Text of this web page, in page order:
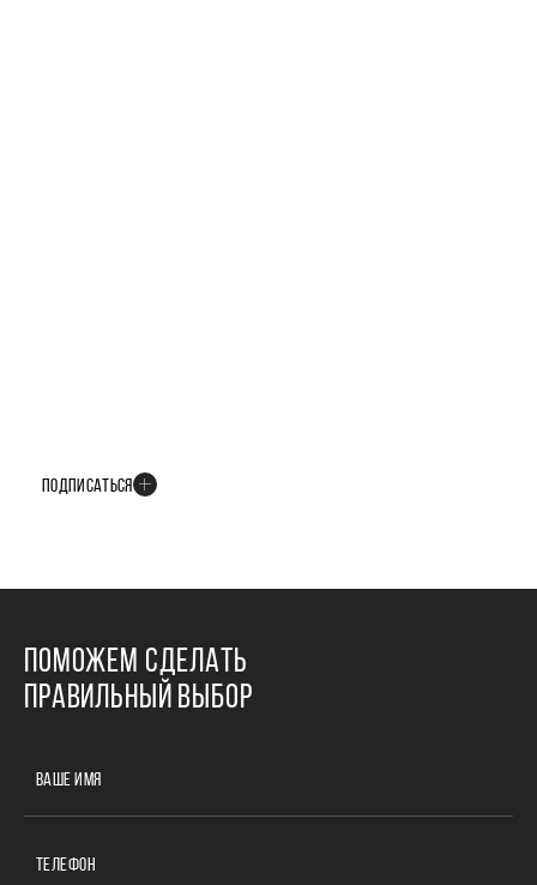
ПОДПИСАТЬСЯ
ПОМОЖЕМ СДЕЛАТЬ
ПРАВИЛЬНЫЙ ВЫБОР
ВАШЕ ИМЯ
ТЕЛЕФОН